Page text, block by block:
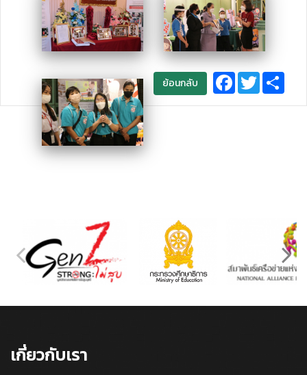
ย้อนกลับ Facebook
Twitter
เกี่ยวกับเรา